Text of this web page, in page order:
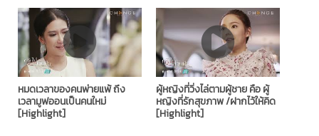
หมดเวลาของคนพ่ายแพ้ ถึง
เวลามูฟออนเป็นคนใหม่
[Highlight]
ผู้หญิงที่วิ่งไล่ตามผู้ชาย คือ ผู้
หญิงที่รักสุขภาพ /ฝากไว้ให้คิด
[Highlight]